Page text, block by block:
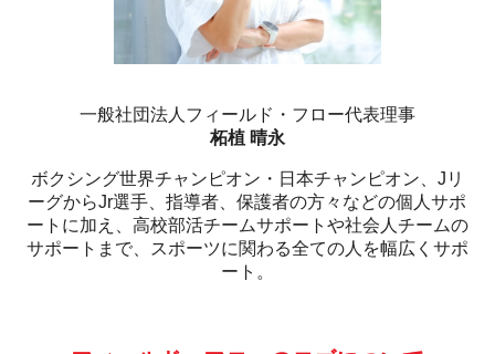
一般社団法人フィールド・フロー代表理事
柘植 晴永
ボクシング世界チャンピオン・日本チャンピオン、Jリ
ーグからJr選手、指導者、保護者の方々などの個人サポ
ートに加え、高校部活チームサポートや社会人チームの
サポートまで、スポーツに関わる全ての人を幅広くサポ
ート。